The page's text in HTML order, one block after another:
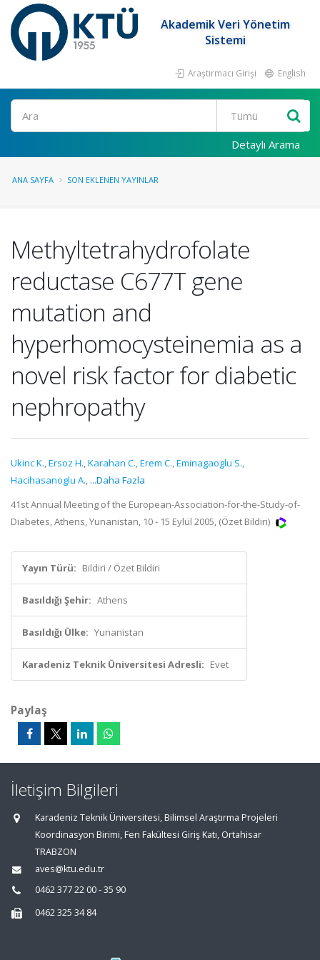
Akademik Veri Yönetim
Sistemi
Araştırmacı Girişi English
Ara
Detaylı Arama
ANA SAYFA SON EKLENEN YAYINLAR
Methyltetrahydrofolate
reductase C677T gene
mutation and
hyperhomocysteinemia as a
novel risk factor for diabetic
nephropathy
Ukinc K.,Ersoz H.,Karahan C.,Erem C.,Eminagaoglu S.,
Hacihasanoglu A., ...Daha Fazla
41st Annual Meeting of the European-Association-for-the-Study-of-
Diabetes, Athens, Yunanistan, 10 - 15 Eylül 2005, (Özet Bildiri)
Yayın Türü: Bildiri / Özet Bildiri
Basıldığı Şehir: Athens
Basıldığı Ülke: Yunanistan
Karadeniz Teknik Üniversitesi Adresli: Evet
Paylaş
İletişim Bilgileri
Karadeniz Teknik Üniversitesi, Bilimsel Araştırma Projeleri
Koordinasyon Birimi, Fen Fakültesi Giriş Katı, Ortahisar
TRABZON
aves@ktu.edu.tr
0462 377 22 00 - 35 90
0462 325 34 84